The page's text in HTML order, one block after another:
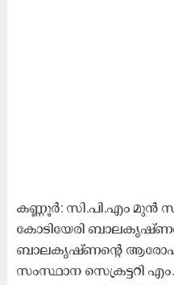
കണ്ണൂർ: സി.പി.എം മുൻ
കോടിയേരി
ബാലകൃഷ്ണന്റെ
സംസ്ഥാന സെക്രട്ടറി